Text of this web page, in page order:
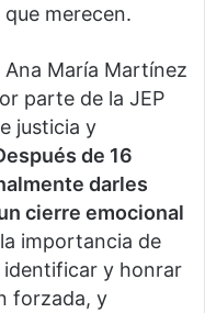
merecen.
María Martínez
parte de la JEP
justicia y
de 16
darles
cierre emocional
importancia de
y honrar
forzada, y